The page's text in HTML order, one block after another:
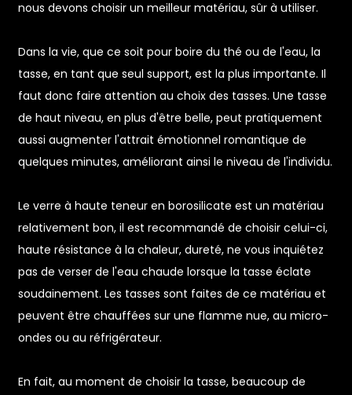
nous devons choisir un meilleur matériau, sûr à utiliser.
Dans la vie, que ce soit pour boire du thé ou de l'eau, la
tasse, en tant que seul support, est la plus importante. Il
faut donc faire attention au choix des tasses. Une tasse
de haut niveau, en plus d'être belle, peut pratiquement
aussi augmenter l'attrait émotionnel romantique de
quelques minutes, améliorant ainsi le niveau de l'individu.
Le verre à haute teneur en borosilicate est un matériau
relativement bon, il est recommandé de choisir celui-ci,
haute résistance à la chaleur, dureté, ne vous inquiétez
pas de verser de l'eau chaude lorsque la tasse éclate
soudainement. Les tasses sont faites de ce matériau et
peuvent être chauffées sur une flamme nue, au micro-
ondes ou au réfrigérateur.
En fait, au moment de choisir la tasse, beaucoup de